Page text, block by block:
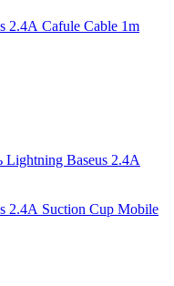
2.4А Cafule Cable 1m
2.4А Suction Cup Mobile